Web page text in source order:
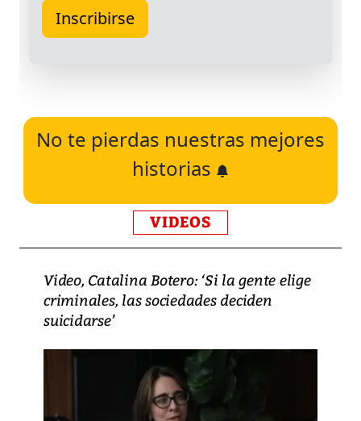
No te pierdas nuestras mejores
historias
VIDEOS
Video, Catalina Botero: ‘Si la gente elige
criminales, las sociedades deciden
suicidarse’